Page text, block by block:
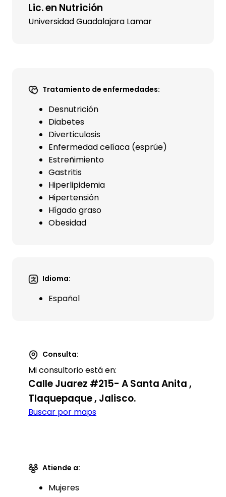
Lic. en Nutrición
Universidad Guadalajara Lamar
Tratamiento de enfermedades:
Desnutrición
Diabetes
Diverticulosis
Enfermedad celíaca (esprúe)
Estreñimiento
Gastritis
Hiperlipidemia
Hipertensión
Hígado graso
Obesidad
Idioma:
Español
Consulta:
Mi consultorio está en:
Calle Juarez #215- A Santa Anita ,
Tlaquepaque , Jalisco.
Buscar por maps
Atiende a:
Mujeres